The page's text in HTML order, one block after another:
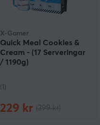
X-Gamer
Quick Meal Cookies &
Cream - (17 Serveringar
/ 1190g)
(1)
229 kr